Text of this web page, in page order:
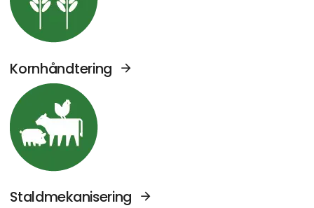
Kornhåndtering
Staldmekanisering